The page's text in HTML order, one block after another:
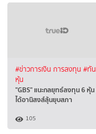
#ข่าวการเงิน การลงทุน #ทัน
หุ้น
"GBS" แนะกลยุทธ์ลงทุน 6 หุ้น
ได้อานิสงส์ลุ้นยุบสภา
105